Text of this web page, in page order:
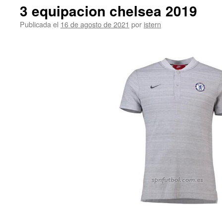
3 equipacion chelsea 2019
Publicada el 16 de agosto de 2021 por istern